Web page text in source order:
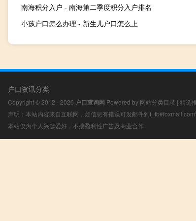
南海积分入户 - 南海第二季度积分入户排名
小孩户口怎么办理 - 新生儿户口怎么上
户口资讯分类
Copyright © 2012 - 2026 户口查询网 Powered by 网站分类目录 | 精选
声明：本站内容来自互联网，如信息有错误可发邮件到
本站仅为个人兴趣爱好，不接盈利性广告及商业合作